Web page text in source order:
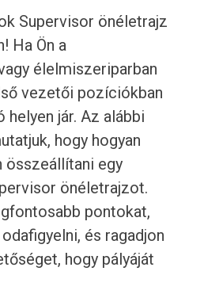
Supervisor önéletrajz
Ha Ön a
élelmiszeriparban
vezetői pozíciókban
helyen jár. Az alábbi
hogy hogyan
összeállítani egy
önéletrajzot.
pontokat,
és ragadjon
hogy pályáját